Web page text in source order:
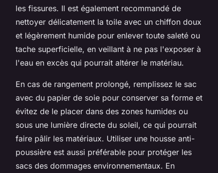
les fissures. Il est également recommandé de
nettoyer délicatement la toile avec un chiffon doux
et légèrement humide pour enlever toute saleté ou
tache superficielle, en veillant à ne pas l'exposer à
l'eau en excès qui pourrait altérer le matériau.
En cas de rangement prolongé, remplissez le sac
avec du papier de soie pour conserver sa forme et
évitez de le placer dans des zones humides ou
sous une lumière directe du soleil, ce qui pourrait
faire pâlir les matériaux. Utiliser une housse anti-
poussière est aussi préférable pour protéger les
sacs des dommages environnementaux. En